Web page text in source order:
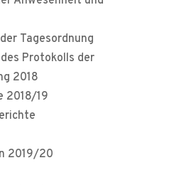
Tagesordnung
Protokolls der
2018
2018/19
2019/20